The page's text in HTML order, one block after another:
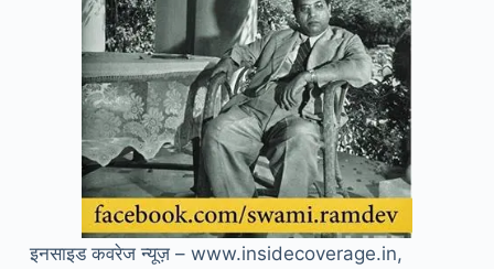
इनसाइड कवरेज न्यूज़ – www.insidecoverage.in,